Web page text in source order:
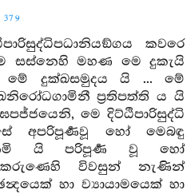
379
කවරෙ
සස්නෙහි මහණ මෙ දුකැයි
දුක්ඛසමුදය යි ... මේ
ප්‍රතිපත්ති ය යි
මෙ දිට්ඨිපාරිසුද්ධි
අපරිපූර්‍ණවූ හෝ මෙබඳු
යි පරිපූර්‍ණ වූ හෝ
කරුණෙහි විවසුන් නැණින්
හා ව්‍යායාමයෙක් හා